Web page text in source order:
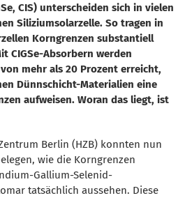
CIS) unterscheiden sich in vielen
Siliziumsolarzelle. So tragen in
Korngrenzen substantiell
CIGSe-Absorbern werden
mehr als 20 Prozent erreicht,
Dünnschicht-Materialien eine
aufweisen. Woran das liegt, ist
Berlin (HZB) konnten nun
wie die Korngrenzen
Gallium-Selenid-
tatsächlich aussehen. Diese